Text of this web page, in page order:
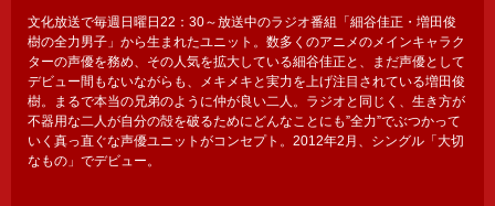
文化放送で毎週日曜日22：30～放送中のラジオ番組「細谷佳正・増田俊
樹の全力男子」から生まれたユニット。数多くのアニメのメインキャラク
ターの声優を務め、その人気を拡大している細谷佳正と、まだ声優として
デビュー間もないながらも、メキメキと実力を上げ注目されている増田俊
樹。まるで本当の兄弟のように仲が良い二人。ラジオと同じく、生き方が
不器用な二人が自分の殻を破るためにどんなことにも”全力”でぶつかって
いく真っ直ぐな声優ユニットがコンセプト。2012年2月、シングル「大切
なもの」でデビュー。